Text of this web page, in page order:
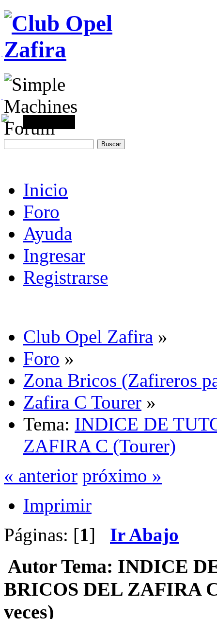
Inicio
Foro
Ayuda
Ingresar
Registrarse
Club Opel Zafira »
Foro »
Zona Bricos (Zafireros
Zafira C Tourer »
Tema: INDICE DE
ZAFIRA C (Tourer)
« anterior próximo »
Imprimir
Páginas: [1] Ir Abajo
Autor Tema: INDICE
BRICOS DEL ZAFIRA
veces)